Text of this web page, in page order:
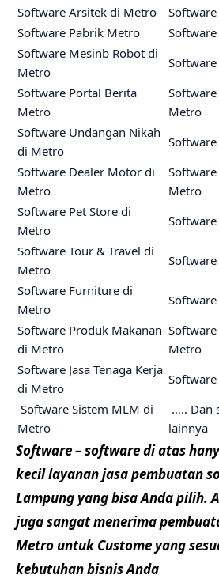
Software Arsitek di Metro
Software Pabrik Metro
Software Mesinb Robot di
Metro
Software Portal Berita
Metro
Metro
Software Undangan Nikah
di Metro
Software Dealer Motor di
Metro
Metro
Software Pet Store di
Metro
Software Tour & Travel di
Metro
Software Furniture di
Metro
Software Produk Makanan
di Metro
Metro
Software Jasa Tenaga Kerja
di Metro
Software Sistem MLM di
Metro
….. Dan
lainnya
Software – software di atas
kecil layanan jasa pembuatan
Lampung yang bisa Anda pilih.
juga sangat menerima
Metro untuk Custome yang
kebutuhan bisnis Anda